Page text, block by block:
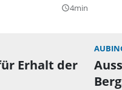
query_builder4min
Erhalt der